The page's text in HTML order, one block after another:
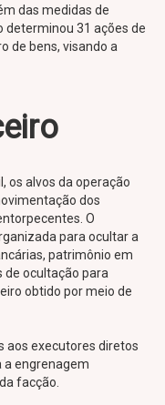
das medidas de
determinou 31 ações de
de bens, visando a
os alvos da operação
dos
O
para ocultar a
patrimônio em
ocultação para
obtido por meio de
aos executores diretos
a engrenagem
facção.